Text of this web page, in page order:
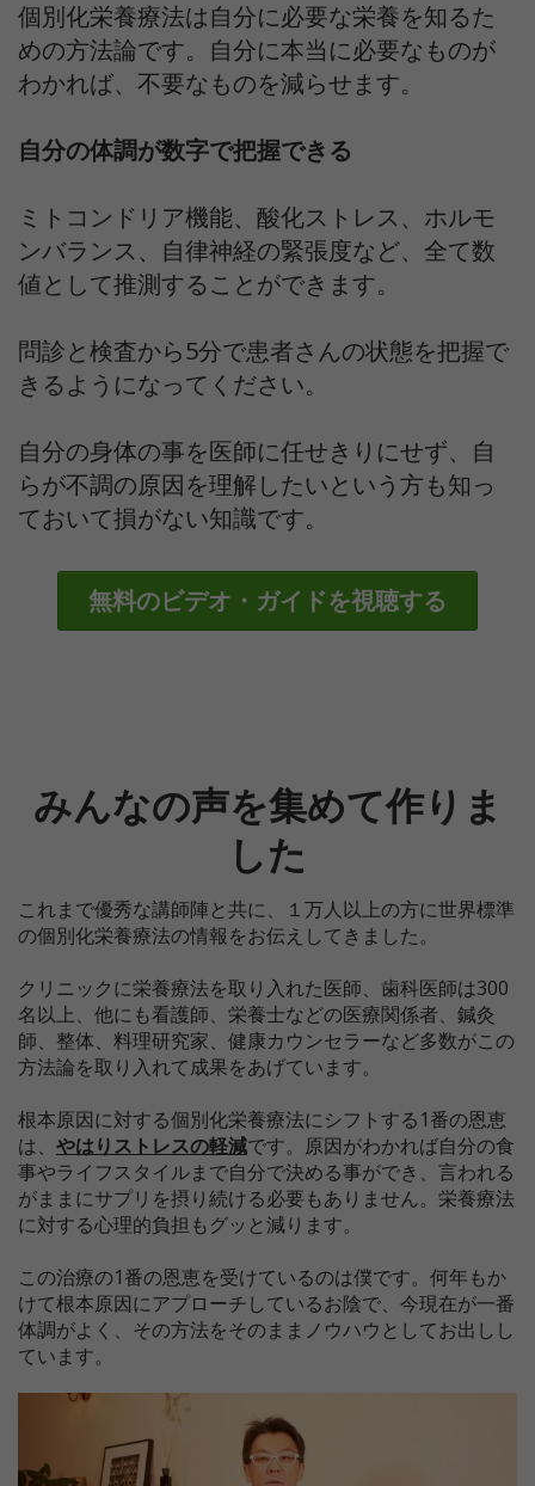
個別化栄養療法は自分に必要な栄養を知るた
めの方法論です。自分に本当に必要なものが
わかれば、不要なものを減らせます。
自分の体調が数字で把握できる
ミトコンドリア機能、酸化ストレス、ホルモ
ンバランス、自律神経の緊張度など、全て数
値として推測することができます。
問診と検査から5分で患者さんの状態を把握で
きるようになってください。
自分の身体の事を医師に任せきりにせず、自
らが不調の原因を理解したいという方も知っ
ておいて損がない知識です。
無料のビデオ・ガイドを視聴する
みんなの声を集めて作りま
した
これまで優秀な講師陣と共に、１万人以上の方に世界標準
の個別化栄養療法の情報をお伝えしてきました。
クリニックに栄養療法を取り入れた医師、歯科医師は300
名以上、他にも看護師、栄養士などの医療関係者、鍼灸
師、整体、料理研究家、健康カウンセラーなど多数がこの
方法論を取り入れて成果をあげています。
根本原因に対する個別化栄養療法にシフトする1番の恩恵
は、 やはりストレスの軽減です。原因がわかれば自分の食
事やライフスタイルまで自分で決める事ができ、言われる
がままにサプリを摂り続ける必要もありません。栄養療法
に対する心理的負担もグッと減ります。
この治療の1番の恩恵を受けているのは僕です。何年もか
けて根本原因にアプローチしているお陰で、今現在が一番
体調がよく、その方法をそのままノウハウとしてお出しし
ています。